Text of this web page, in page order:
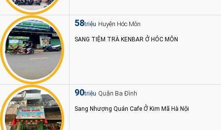
58triệu Huyện Hóc Môn
SANG TIỆM TRÀ KENBAR Ở HÓC MÔN
90triệu Quận Ba Đình
Sang Nhượng Quán Cafe Ở Kim Mã Hà Nội